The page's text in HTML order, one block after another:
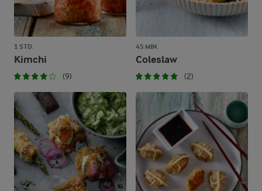
1 STD.
Kimchi
(9)
45 MIN.
Coleslaw
(2)